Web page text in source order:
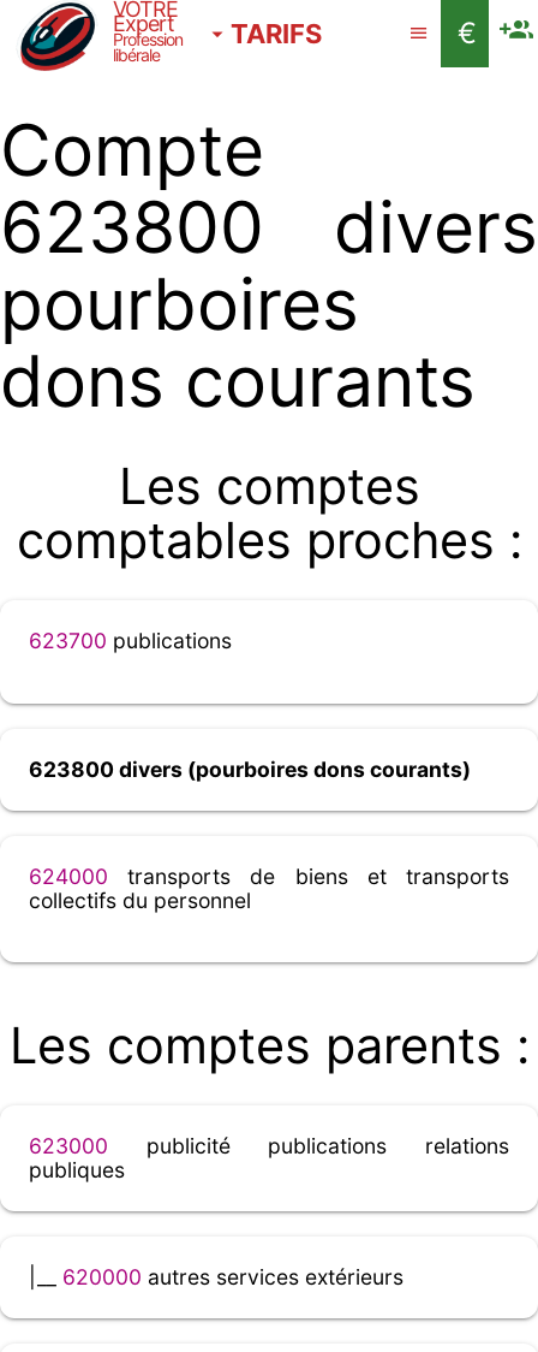
VOTRE
Expert
Profession
libérale
TARIFS €
Compte
623800 divers
pourboires
dons courants
Les comptes
comptables proches :
623700 publications
623800 divers (pourboires dons courants)
624000 transports de biens et transports
collectifs du personnel
Les comptes parents :
623000 publicité publications relations
publiques
620000 autres services extérieurs